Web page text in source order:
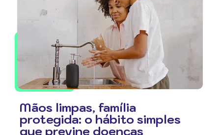
Mãos limpas, família
protegida: o hábito simples
que previne doenças